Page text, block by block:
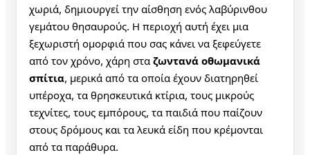
χωριά, δημιουργεί την αίσθηση ενός λαβύρινθου
γεμάτου θησαυρούς. Η περιοχή αυτή έχει μια
ξεχωριστή ομορφιά που σας κάνει να ξεφεύγετε
από τον χρόνο, χάρη στα ζωντανά οθωμανικά
σπίτια, μερικά από τα οποία έχουν διατηρηθεί
υπέροχα, τα θρησκευτικά κτίρια, τους μικρούς
τεχνίτες, τους εμπόρους, τα παιδιά που παίζουν
στους δρόμους και τα λευκά είδη που κρέμονται
από τα παράθυρα.